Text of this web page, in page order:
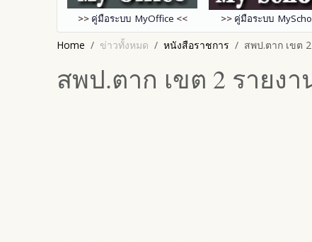
>> คู่มือระบบ MyOffice << >> คู่มือระบบ
Home ข่าวทั้งหมด หนังสือราชการ สพป.ตาก เขต
สพป.ตาก เขต 2 รายง